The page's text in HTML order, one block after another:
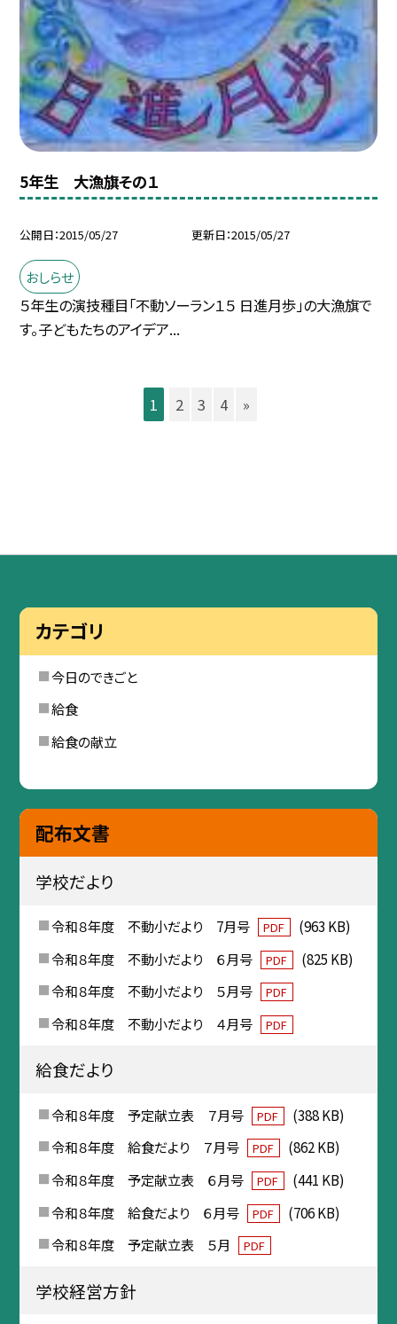
5年生 大漁旗その１
公開日 2015/05/27 更新日 2015/05/27
おしらせ
５年生の演技種目「不動ソーラン１５ 日進月歩」の大漁旗で
す。子どもたちのアイデア...
1 2 3 4 »
カテゴリ
今日のできごと
給食
給食の献立
配布文書
学校だより
令和８年度 不動小だより 7月号 PDF
(963 KB)
令和８年度 不動小だより ６月号
PDF
(825 KB)
令和８年度 不動小だより ５月号
PDF
令和８年度 不動小だより ４月号 PDF
給食だより
令和８年度 予定献立表 ７月号 PDF
(388 KB)
令和８年度 給食だより ７月号
PDF
(862 KB)
令和８年度 予定献立表 ６月号
PDF
(441 KB)
令和８年度 給食だより ６月号
PDF
(706 KB)
令和８年度 予定献立表 ５月
PDF
学校経営方針